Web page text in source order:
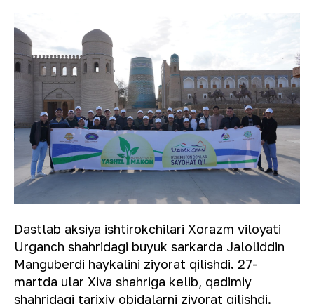
Dastlab aksiya ishtirokchilari Xorazm viloyati
Urganch shahridagi buyuk sarkarda Jaloliddin
Manguberdi haykalini ziyorat qilishdi. 27-
martda ular Xiva shahriga kelib, qadimiy
shahridagi tarixiy obidalarni ziyorat qilishdi.